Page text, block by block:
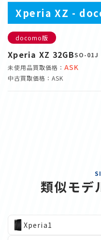
Xperia XZ -
docomo版
Xperia XZ 32GBSO-01J
未使用品買取価格： ASK
中古買取価格：ASK
類似モデ
Xperia1